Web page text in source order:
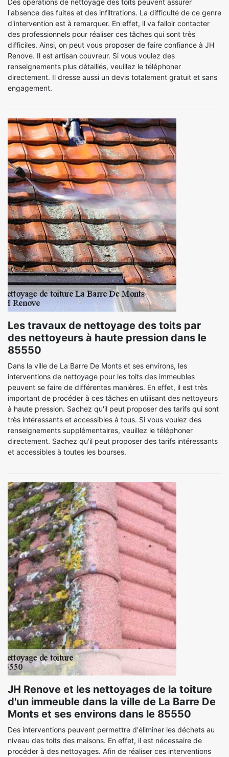
Des opérations de nettoyage des toits peuvent assurer
l'absence des fuites et des infiltrations. La difficulté de ce genre
d'intervention est à remarquer. En effet, il va falloir contacter
des professionnels pour réaliser ces tâches qui sont très
difficiles. Ainsi, on peut vous proposer de faire confiance à JH
Renove. Il est artisan couvreur. Si vous voulez des
renseignements plus détaillés, veuillez le téléphoner
directement. Il dresse aussi un devis totalement gratuit et sans
engagement.
Les travaux de nettoyage des toits par
des nettoyeurs à haute pression dans le
85550
Dans la ville de La Barre De Monts et ses environs, les
interventions de nettoyage pour les toits des immeubles
peuvent se faire de différentes manières. En effet, il est très
important de procéder à ces tâches en utilisant des nettoyeurs
à haute pression. Sachez qu'il peut proposer des tarifs qui sont
très intéressants et accessibles à tous. Si vous voulez des
renseignements supplémentaires, veuillez le téléphoner
directement. Sachez qu'il peut proposer des tarifs intéressants
et accessibles à toutes les bourses.
JH Renove et les nettoyages de la toiture
d'un immeuble dans la ville de La Barre De
Monts et ses environs dans le 85550
Des interventions peuvent permettre d'éliminer les déchets au
niveau des toits des maisons. En effet, il est nécessaire de
procéder à des nettoyages. Afin de réaliser ces interventions